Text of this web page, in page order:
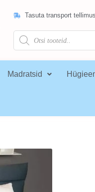
Tasuta transport
Madratsid